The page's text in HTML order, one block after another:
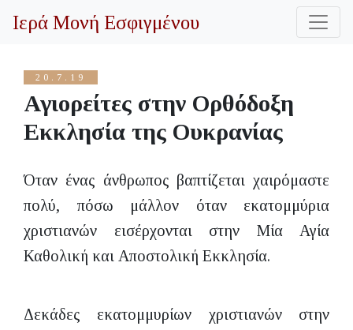
20.7.19
Αγιορείτες στην Ορθόδοξη
Εκκλησία της Ουκρανίας
Όταν ένας άνθρωπος βαπτίζεται χαιρόμαστε
πολύ, πόσω μάλλον όταν εκατομμύρια
χριστιανών εισέρχονται στην Μία Αγία
Καθολική και Αποστολική Εκκλησία.
Δεκάδες εκατομμυρίων χριστιανών στην
Ιερά Μονή Εσφιγμένου